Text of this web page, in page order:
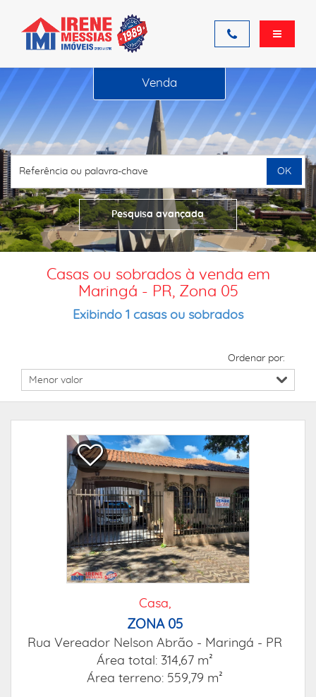
Venda
Pesquisa avançada
OK
Casas ou sobrados à venda em
Maringá - PR, Zona 05
Exibindo 1 casas ou sobrados
Ordenar por:
Casa,
ZONA 05
Rua Vereador Nelson Abrão - Maringá - PR
Área total: 314,67 m²
Área terreno: 559,79 m²